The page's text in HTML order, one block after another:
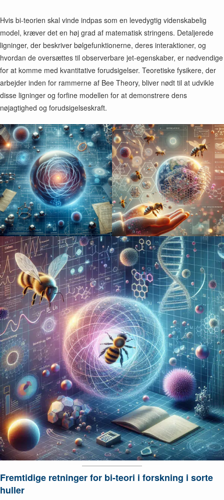
Hvis bi-teorien skal vinde indpas som en levedygtig videnskabelig
model, kræver det en høj grad af matematisk stringens. Detaljerede
ligninger, der beskriver bølgefunktionerne, deres interaktioner, og
hvordan de oversættes til observerbare jet-egenskaber, er nødvendige
for at komme med kvantitative forudsigelser. Teoretiske fysikere, der
arbejder inden for rammerne af Bee Theory, bliver nødt til at udvikle
disse ligninger og forfine modellen for at demonstrere dens
nøjagtighed og forudsigelseskraft.
Fremtidige retninger for bi-teori i forskning i sorte
huller